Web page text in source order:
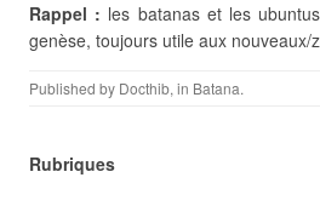
Rappel : les batanas et les
genèse, toujours utile aux nouveaux/
Published by Docthib, in Batana.
Rubriques